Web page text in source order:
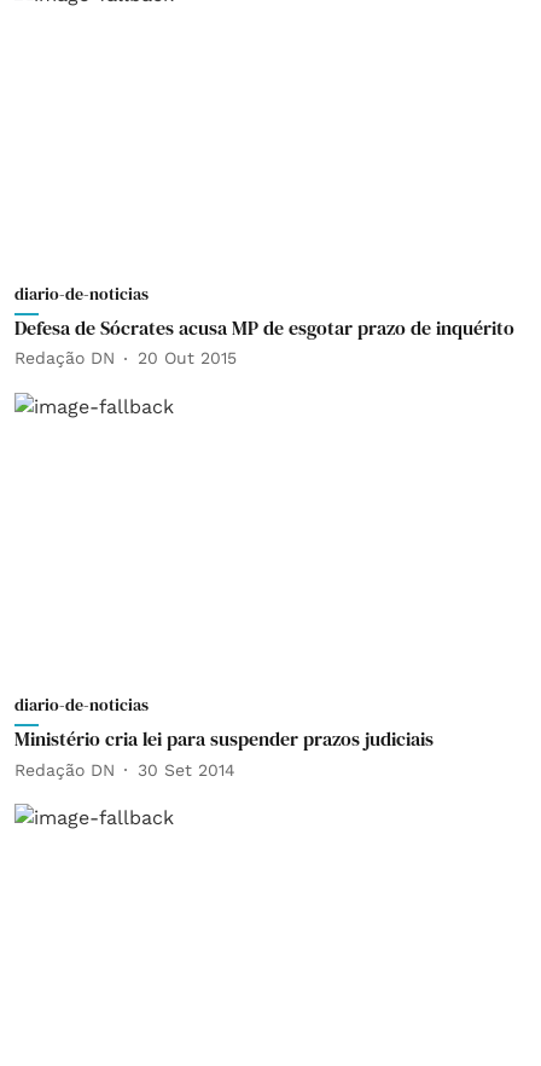
diario-de-noticias
Defesa de Sócrates acusa MP de esgotar prazo de inquérito
Redação DN 20 Out 2015
diario-de-noticias
Ministério cria lei para suspender prazos judiciais
Redação DN 30 Set 2014